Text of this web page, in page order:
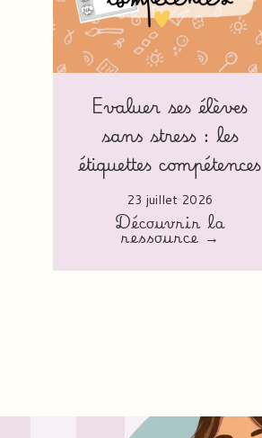
Evaluer ses élèves
sans stress : les
étiquettes compétences
23 juillet 2026
Découvrir la
ressource →